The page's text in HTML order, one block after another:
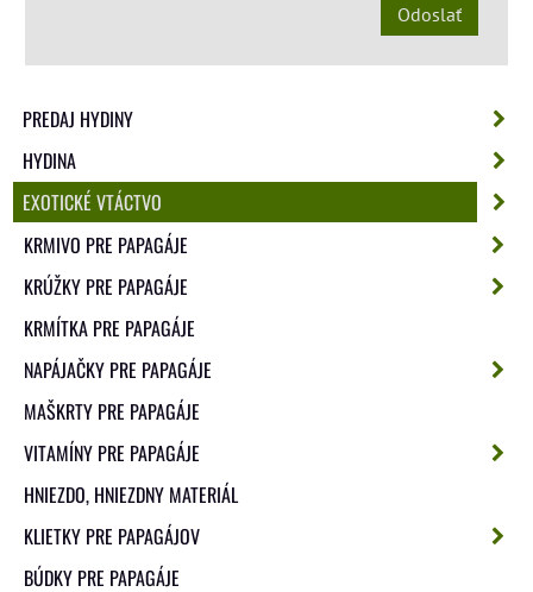
Odoslať
PREDAJ HYDINY
HYDINA
EXOTICKÉ VTÁCTVO
KRMIVO PRE PAPAGÁJE
KRÚŽKY PRE PAPAGÁJE
KRMÍTKA PRE PAPAGÁJE
NAPÁJAČKY PRE PAPAGÁJE
MAŠKRTY PRE PAPAGÁJE
VITAMÍNY PRE PAPAGÁJE
HNIEZDO, HNIEZDNY MATERIÁL
KLIETKY PRE PAPAGÁJOV
BÚDKY PRE PAPAGÁJE